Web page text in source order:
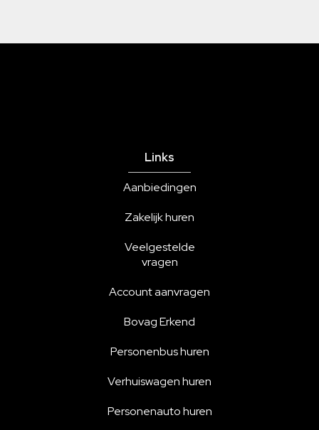
Links
Aanbiedingen
Zakelijk huren
Veelgestelde
vragen
Account aanvragen
Bovag Erkend
Personenbus huren
Verhuiswagen huren
Personenauto huren